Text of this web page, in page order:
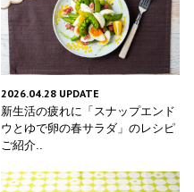
2026.04.28 UPDATE
新生活の疲れに「スナップエンド
ウとゆで卵の春サラダ」のレシピ
ご紹介..